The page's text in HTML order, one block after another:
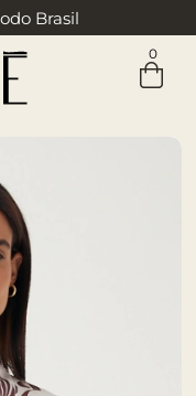
Brasil
0